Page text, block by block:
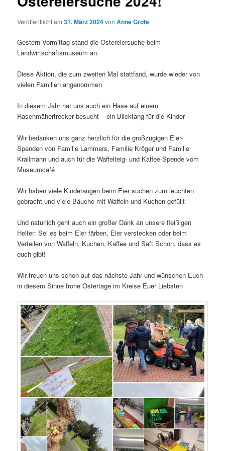
Veröffentlicht am31. März 2024vonAnne Grote
Gestern Vormittag stand die Ostereiersuche beim
Landwirtschaftsmuseum an.
Diese Aktion, die zum zweiten Mal stattfand, wurde wieder von
vielen Familien angenommen
In diesem Jahr hat uns auch ein Hase auf einem
Rasenmähertrecker besucht – ein Blickfang für die Kinder
Wir bedanken uns ganz herzlich für die großzügigen Eier-
Spenden von Familie Lammers, Familie Kröger und Familie
Krallmann und auch für die Waffelteig- und Kaffee-Spende vom
Museumcafé
Wir haben viele Kinderaugen beim Eier suchen zum leuchten
gebracht und viele Bäuche mit Waffeln und Kuchen gefüllt
Und natürlich geht auch ein großer Dank an unsere fleißigen
Helfer: Sei es beim Eier färben, Eier verstecken oder beim
Verteilen von Waffeln, Kuchen, Kaffee und Saft Schön, dass es
euch gibt!
Wir freuen uns schon auf das nächste Jahr und wünschen Euch
in diesem Sinne frohe Ostertage im Kreise Euer Liebsten